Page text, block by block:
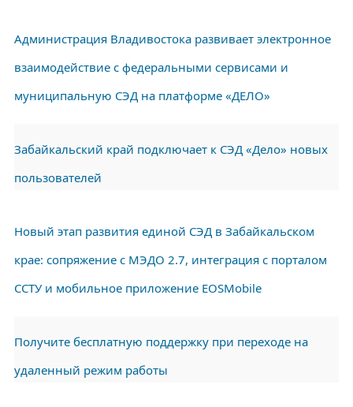
Администрация Владивостока развивает электронное
взаимодействие с федеральными сервисами и
муниципальную СЭД на платформе «ДЕЛО»
Забайкальский край подключает к СЭД «Дело» новых
пользователей
Новый этап развития единой СЭД в Забайкальском
крае: сопряжение с МЭДО 2.7, интеграция с порталом
ССТУ и мобильное приложение EOSМobile
Получите бесплатную поддержку при переходе на
удаленный режим работы